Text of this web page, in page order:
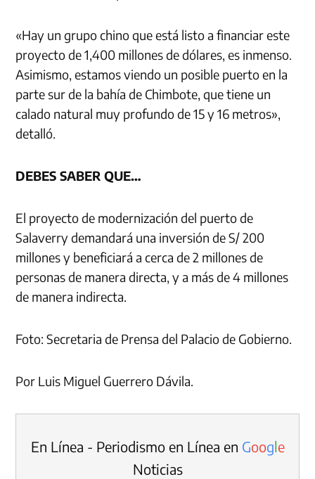
«Hay un grupo chino que está listo a financiar este
proyecto de 1,400 millones de dólares, es inmenso.
Asimismo, estamos viendo un posible puerto en la
parte sur de la bahía de Chimbote, que tiene un
calado natural muy profundo de 15 y 16 metros»,
detalló.
DEBES SABER QUE…
El proyecto de modernización del puerto de
Salaverry demandará una inversión de S/ 200
millones y beneficiará a cerca de 2 millones de
personas de manera directa, y a más de 4 millones
de manera indirecta.
Foto: Secretaria de Prensa del Palacio de Gobierno.
Por Luis Miguel Guerrero Dávila.
En Línea - Periodismo en Línea en Google
Noticias